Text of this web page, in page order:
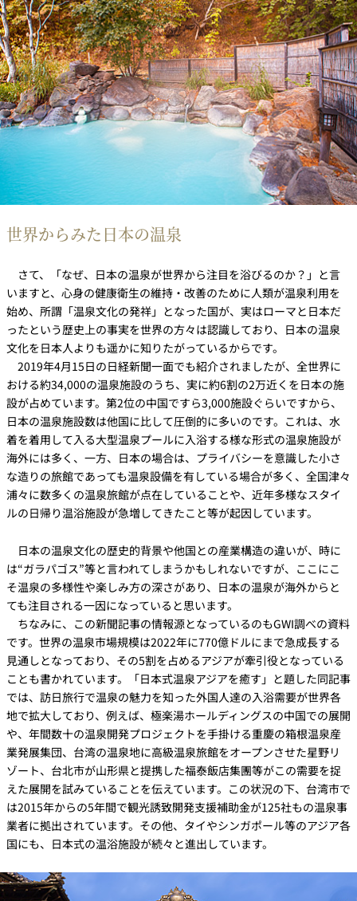
世界からみた日本の温泉
さて、「なぜ、日本の温泉が世界から注目を浴びるのか？」と言
いますと、心身の健康衛生の維持・改善のために人類が温泉利用を
始め、所謂「温泉文化の発祥」となった国が、実はローマと日本だ
ったという歴史上の事実を世界の方々は認識しており、日本の温泉
文化を日本人よりも遥かに知りたがっているからです。
2019年4月15日の日経新聞一面でも紹介されましたが、全世界に
おける約34,000の温泉施設のうち、実に約6割の2万近くを日本の施
設が占めています。第2位の中国ですら3,000施設ぐらいですから、
日本の温泉施設数は他国に比して圧倒的に多いのです。これは、水
着を着用して入る大型温泉プールに入浴する様な形式の温泉施設が
海外には多く、一方、日本の場合は、プライバシーを意識した小さ
な造りの旅館であっても温泉設備を有している場合が多く、全国津々
浦々に数多くの温泉旅館が点在していることや、近年多様なスタイ
ルの日帰り温浴施設が急増してきたこと等が起因しています。
日本の温泉文化の歴史的背景や他国との産業構造の違いが、時に
は“ガラパゴス”等と言われてしまうかもしれないですが、ここにこ
そ温泉の多様性や楽しみ方の深さがあり、日本の温泉が海外からと
ても注目される一因になっていると思います。
ちなみに、この新聞記事の情報源となっているのもGWI調べの資料
です。世界の温泉市場規模は2022年に770億ドルにまで急成長する
見通しとなっており、その5割を占めるアジアが牽引役となっている
ことも書かれています。「日本式温泉アジアを癒す」と題した同記事
では、訪日旅行で温泉の魅力を知った外国人達の入浴需要が世界各
地で拡大しており、例えば、極楽湯ホールディングスの中国での展開
や、年間数十の温泉開発プロジェクトを手掛ける重慶の箱根温泉産
業発展集団、台湾の温泉地に高級温泉旅館をオープンさせた星野リ
ゾート、台北市が山形県と提携した福泰飯店集團等がこの需要を捉
えた展開を試みていることを伝えています。この状況の下、台湾市で
は2015年からの5年間で観光誘致開発支援補助金が125社もの温泉事
業者に拠出されています。その他、タイやシンガポール等のアジア各
国にも、日本式の温浴施設が続々と進出しています。